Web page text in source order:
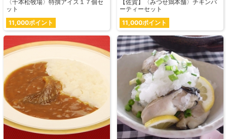
〈千本松牧場〉特撰アイス１７個セ
ット
11,000ポイント
【佐賀】〈みつせ鶏本舗〉チキンパ
ーティーセット
11,000ポイント